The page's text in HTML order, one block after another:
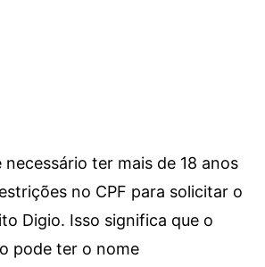
necessário ter mais de 18 anos
no CPF para solicitar o
Digio. Isso significa que o
pode ter o nome